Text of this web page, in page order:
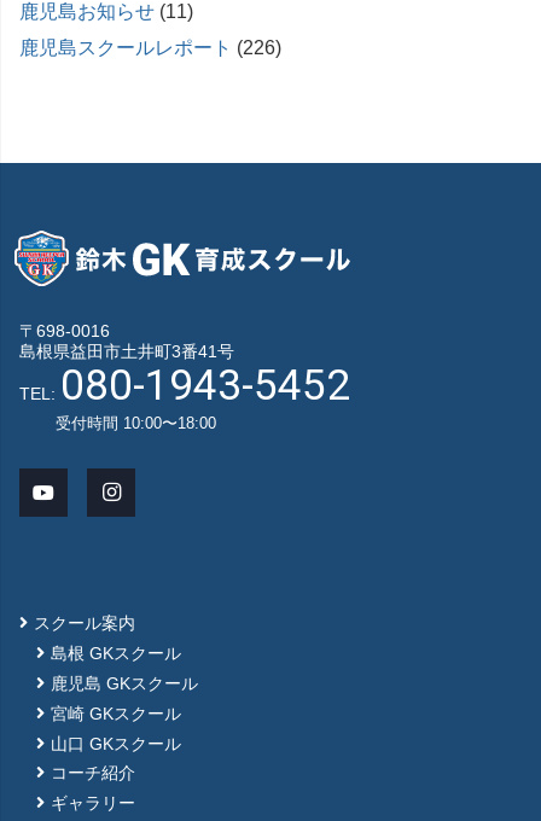
鹿児島お知らせ (11)
鹿児島スクールレポート (226)
〒698-0016
島根県益田市土井町3番41号
TEL: 080-1943-5452
受付時間 10:00〜18:00
スクール案内
島根 GKスクール
鹿児島 GKスクール
宮崎 GKスクール
山口 GKスクール
コーチ紹介
ギャラリー